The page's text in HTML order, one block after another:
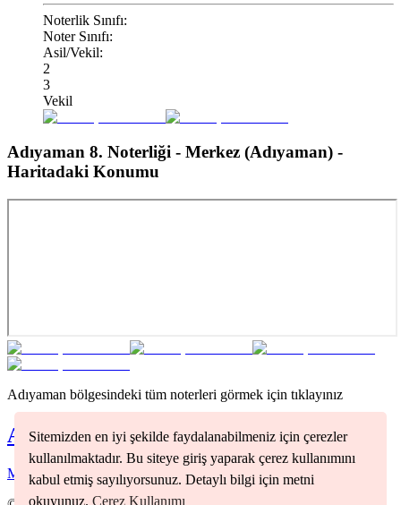
Sitemizden en iyi şekilde faydalanabilmeniz için çerezler
kullanılmaktadır. Bu siteye giriş yaparak çerez kullanımını
kabul etmiş sayılıyorsunuz. Detaylı bilgi için metni
okuyunuz. Çerez Kullanımı
Noterlik Sınıfı:
Noter Sınıfı:
Asil/Vekil:
2
3
Vekil
Adıyaman 8. Noterliği - Merkez (Adıyaman) -
Haritadaki Konumu
Adıyaman bölgesindeki tüm noterleri görmek için tıklayınız
AdıyamanNoterleri
Merkez (1